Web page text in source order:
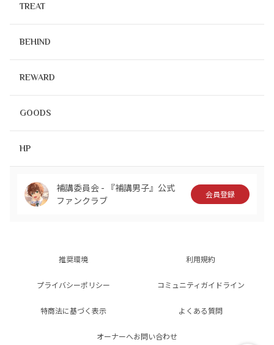
TREAT
BEHIND
REWARD
GOODS
HP
補講委員会 - 『補講男子』公式
ファンクラブ
会員登録
推奨環境 利用規約
プライバシーポリシー コミュニティガイドライン
特商法に基づく表示 よくある質問
オーナーへお問い合わせ